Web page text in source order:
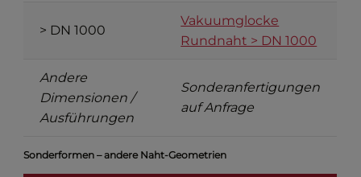
> DN 1000
Vakuumglocke
Rundnaht > DN 1000
Andere
Dimensionen /
Ausführungen
Sonderanfertigungen
auf Anfrage
Sonderformen – andere Naht-Geometrien